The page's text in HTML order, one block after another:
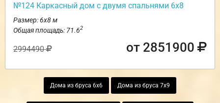
№124 Каркасный дом с двумя спальнями 6х8
Размер: 6х8 м
Общая площадь: 71.62
2994490 от 2851900
Дома из бруса 6х6 Дома из бруса 7х9